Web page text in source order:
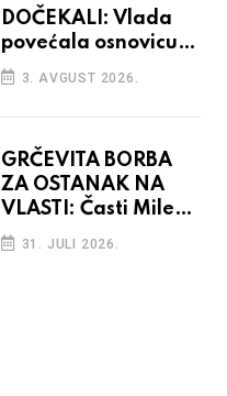
DOČEKALI: Vlada
povećala osnovicu
za obračun plaća
budžetskim
korisnicima
3. AVGUST 2026.
GRČEVITA BORBA
ZA OSTANAK NA
VLASTI: Časti Mile
narodnim parama
31. JULI 2026.